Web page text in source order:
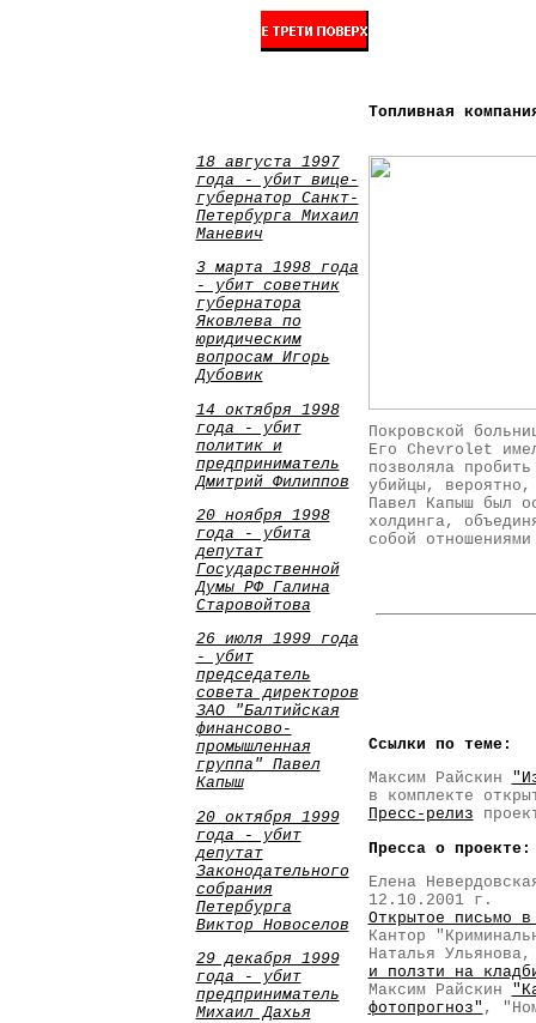
18 августа 1997
года - убит вице-
губернатор Санкт-
Петербурга Михаил
Маневич
3 марта 1998 года
- убит советник
губернатора
Яковлева по
юридическим
вопросам Игорь
Дубовик
14 октября 1998
года - убит
политик и
предприниматель
Дмитрий Филиппов
20 ноября 1998
года - убита
депутат
Государственной
Думы РФ Галина
Старовойтова
26 июля 1999 года
- убит
председатель
совета директоров
ЗАО "Балтийская
финансово-
промышленная
группа" Павел
Капыш
20 октября 1999
года - убит
депутат
Законодательного
собрания
Петербурга
Виктор Новоселов
29 декабря 1999
года - убит
предприниматель
Михаил Дахья
Топливная
Покровской
Его Chevrolet
позволяла
убийцы,
Павел Капыш был
холдинга,
собой
Ссылки по теме:
Максим Райскин
в комплекте
Пресс-релиз
Пресса о проекте:
Елена
12.10.2001 г.
Открытое письмо
Кантор
Наталья
и ползти на
Максим Райскин
фотопрогноз" ,